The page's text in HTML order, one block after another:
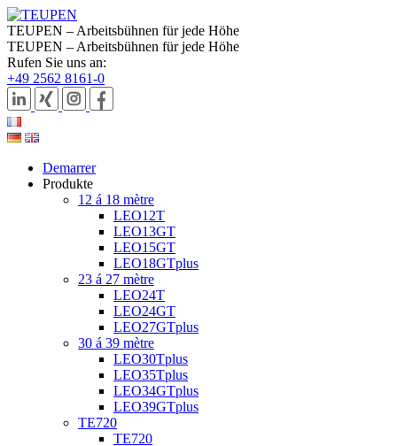
TEUPEN – Arbeitsbühnen für jede Höhe
TEUPEN – Arbeitsbühnen für jede Höhe
Rufen Sie uns an:
+49 2562 8161-0
Demarrer
Produkte
12 á 18 mètre
LEO12T
LEO13GT
LEO15GT
LEO18GTplus
23 á 27 mètre
LEO24T
LEO24GT
LEO27GTplus
30 á 39 mètre
LEO30Tplus
LEO35Tplus
LEO34GTplus
LEO39GTplus
TE720
TE720